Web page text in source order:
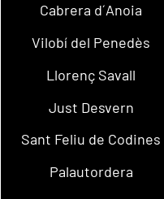
Cabrera d´Anoia
Vilobí del Penedès
Llorenç Savall
Just Desvern
Sant Feliu de Codines
Palautordera